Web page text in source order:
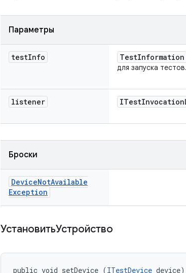
Параметры
testInfo TestInformation
для запуска тестов.
listener ITestInvocation
Броски
DeviceNotAvailable
Exception
УстановитьУстройство
public void setDevice (ITestDevice device)